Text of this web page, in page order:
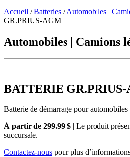
Accueil /Batteries /Automobiles |
GR.PRIUS-AGM
Automobiles | Camions
BATTERIE
Batterie de démarrage pour automobiles
À partir de 299.99 $ | Le produit
succursale.
Contactez-nous pour plus